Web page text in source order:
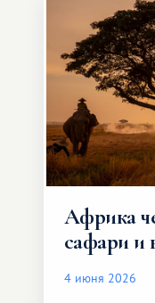
и
Африка
сафари и
4 июня 2026